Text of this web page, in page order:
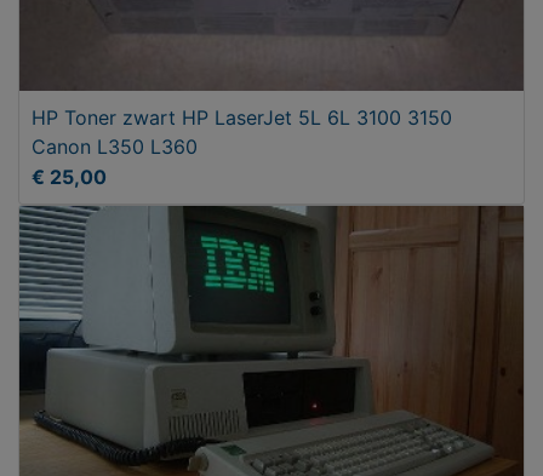
HP Toner zwart HP LaserJet 5L 6L 3100 3150
Canon L350 L360
€ 25,00